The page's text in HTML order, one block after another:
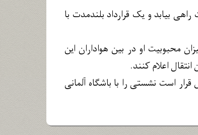
بیابد و یک قرارداد بلندمدت با
محبوبیت او در بین هواداران این
اعلام کنند.
است نشستی را با باشگاه آلمانی